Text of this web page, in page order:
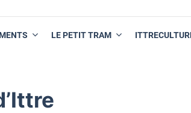
LE PETIT TRAM